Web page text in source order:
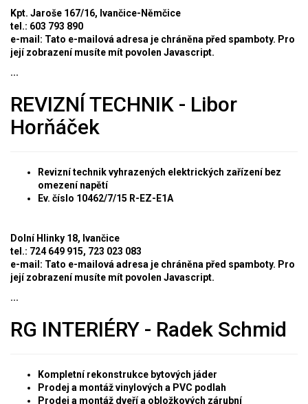
Kpt. Jaroše 167/16, Ivančice-Němčice
tel.: 603 793 890
e-mail: Tato e-mailová adresa je chráněna před spamboty. Pro
její zobrazení musíte mít povolen Javascript.
...
REVIZNÍ TECHNIK - Libor
Horňáček
Revizní technik vyhrazených elektrických zařízení bez
omezení napětí
Ev. číslo 10462/7/15 R-EZ-E1A
Dolní Hlinky 18, Ivančice
tel.: 724 649 915, 723 023 083
e-mail: Tato e-mailová adresa je chráněna před spamboty. Pro
její zobrazení musíte mít povolen Javascript.
...
RG INTERIÉRY - Radek Schmid
Kompletní rekonstrukce bytových jáder
Prodej a montáž vinylových a PVC podlah
Prodej a montáž dveří a obložkových zárubní